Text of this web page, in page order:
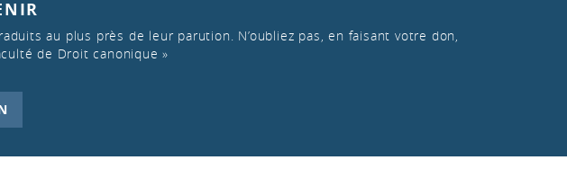
au plus près de leur parution. N’oubliez pas, en faisant votre don,
de Droit canonique »